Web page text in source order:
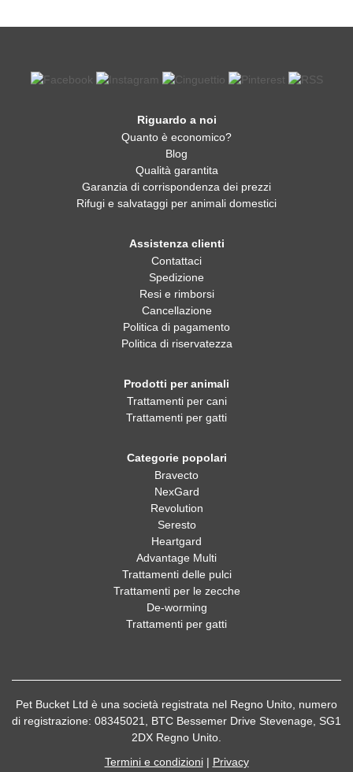
Riguardo a noi
Quanto è economico?
Blog
Qualità garantita
Garanzia di corrispondenza dei prezzi
Rifugi e salvataggi per animali domestici
Assistenza clienti
Contattaci
Spedizione
Resi e rimborsi
Cancellazione
Politica di pagamento
Politica di riservatezza
Prodotti per animali
Trattamenti per cani
Trattamenti per gatti
Categorie popolari
Bravecto
NexGard
Revolution
Seresto
Heartgard
Advantage Multi
Trattamenti delle pulci
Trattamenti per le zecche
De-worming
Trattamenti per gatti
Pet Bucket Ltd è una società registrata nel Regno Unito, numero
di registrazione: 08345021, BTC Bessemer Drive Stevenage, SG1
2DX Regno Unito.
Termini e condizioni| Privacy